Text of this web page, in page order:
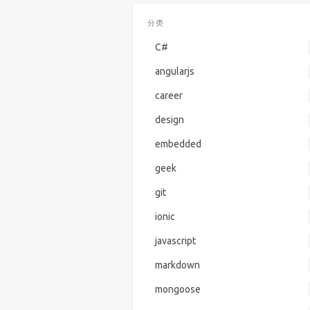
分类
C#
angularjs
career
design
embedded
geek
git
ionic
javascript
markdown
mongoose